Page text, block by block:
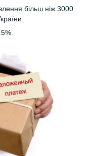
більш ніж 3000